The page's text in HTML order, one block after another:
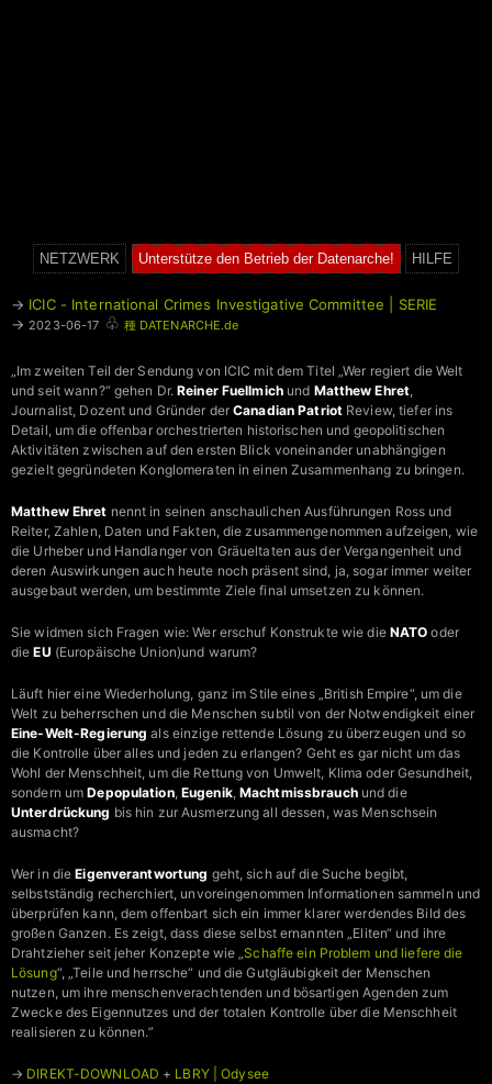
NETZWERK Unterstütze den Betrieb der Datenarche! HILFE
→ ICIC - International Crimes Investigative Committee | SERIE
→ 2023-06-17 ♧ 種 DATENARCHE.de
„Im zweiten Teil der Sendung von ICIC mit dem Titel „Wer regiert die Welt
und seit wann?“ gehen Dr.Reiner Fuellmichund Matthew Ehret,
Journalist, Dozent und Gründer derCanadian PatriotReview, tiefer ins
Detail, um die offenbar orchestrierten historischen und geopolitischen
Aktivitäten zwischen auf den ersten Blick voneinander unabhängigen
gezielt gegründeten Konglomeraten in einen Zusammenhang zu bringen.
Matthew Ehret nennt in seinen anschaulichen Ausführungen Ross und
Reiter, Zahlen, Daten und Fakten, die zusammengenommen aufzeigen, wie
die Urheber und Handlanger von Gräueltaten aus der Vergangenheit und
deren Auswirkungen auch heute noch präsent sind, ja, sogar immer weiter
ausgebaut werden, um bestimmte Ziele final umsetzen zu können.
Sie widmen sich Fragen wie: Wer erschuf Konstrukte wie die NATO oder
dieEU (Europäische Union)und warum?
Läuft hier eine Wiederholung, ganz im Stile eines „British Empire“, um die
Welt zu beherrschen und die Menschen subtil von der Notwendigkeit einer
Eine-Welt-Regierung als einzige rettende Lösung zu überzeugen und so
die Kontrolle über alles und jeden zu erlangen? Geht es gar nicht um das
Wohl der Menschheit, um die Rettung von Umwelt, Klima oder Gesundheit,
sondern umDepopulation, Eugenik, Machtmissbrauchund die
Unterdrückung bis hin zur Ausmerzung all dessen, was Menschsein
ausmacht?
Wer in dieEigenverantwortung geht, sich auf die Suche begibt,
selbstständig recherchiert, unvoreingenommen Informationen sammeln und
überprüfen kann, dem offenbart sich ein immer klarer werdendes Bild des
großen Ganzen. Es zeigt, dass diese selbst ernannten „Eliten“ und ihre
Drahtzieher seit jeher Konzepte wie „Schaffe ein Problem und liefere die
Lösung“, „Teile und herrsche“ und die Gutgläubigkeit der Menschen
nutzen, um ihre menschenverachtenden und bösartigen Agenden zum
Zwecke des Eigennutzes und der totalen Kontrolle über die Menschheit
realisieren zu können.”
→ DIREKT-DOWNLOAD + LBRY | Odysee